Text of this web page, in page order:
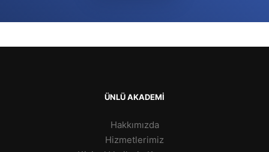
ÜNLÜ AKADEMİ
Hakkımızda
Hizmetlerimiz